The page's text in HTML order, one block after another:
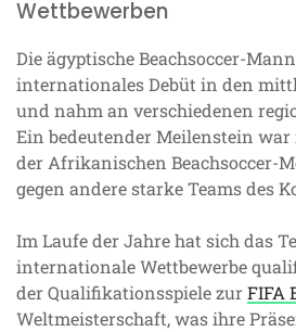
Wettbewerben
Die ägyptische Beachsoccer-
internationales Debüt in den
und nahm an verschiedenen
Ein bedeutender Meilenstein
der Afrikanischen Beachsoccer-
gegen andere starke Teams des
Im Laufe der Jahre hat sich das
internationale Wettbewerbe
der Qualifikationsspiele zurFIFA
Weltmeisterschaft, was ihre